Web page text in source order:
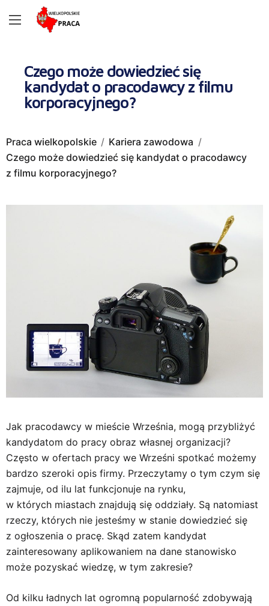
Czego może dowiedzieć się
kandydat o pracodawcy z filmu
korporacyjnego?
Praca wielkopolskie
Kariera zawodowa
Czego może dowiedzieć się kandydat o pracodawcy
z filmu korporacyjnego?
Jak pracodawcy w mieście Września, mogą przybliżyć
kandydatom do pracy obraz własnej organizacji?
Często w ofertach pracy we Wrześni spotkać możemy
bardzo szeroki opis firmy. Przeczytamy o tym czym się
zajmuje, od ilu lat funkcjonuje na rynku,
w których miastach znajdują się oddziały. Są natomiast
rzeczy, których nie jesteśmy w stanie dowiedzieć się
z ogłoszenia o pracę. Skąd zatem kandydat
zainteresowany aplikowaniem na dane stanowisko
może pozyskać wiedzę, w tym zakresie?
Od kilku ładnych lat ogromną popularność zdobywają